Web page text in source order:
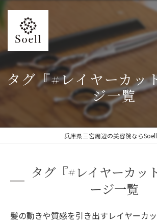
タグ『#レイヤーカッ
ジ一覧
兵庫県三宮周辺の美容院ならSoell
タグ『#レイヤーカッ
ージ一覧
髪の動きや質感を引き出すレイヤーカ